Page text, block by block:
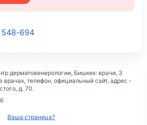
548-694
дерматовенерологии, Бишкек: врачи, 3
врачах, телефон, официальный сайт, адрес -
д. 70.
Ваша страница?